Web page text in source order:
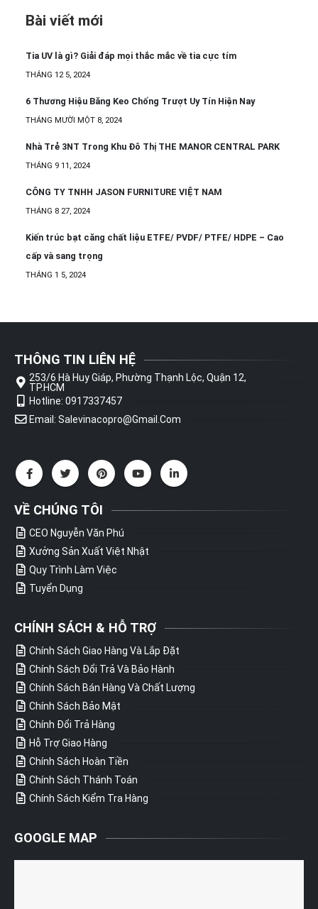
Bài viết mới
Tia UV là gì? Giải đáp mọi thắc mắc về tia cực tím
THÁNG 12 5, 2024
6 Thương Hiệu Băng Keo Chống Trượt Uy Tín Hiện Nay
THÁNG MƯỜI MỘT 8, 2024
Nhà Trẻ 3NT Trong Khu Đô Thị THE MANOR CENTRAL PARK
THÁNG 9 11, 2024
CÔNG TY TNHH JASON FURNITURE VIỆT NAM
THÁNG 8 27, 2024
Kiến trúc bạt căng chất liệu ETFE/ PVDF/ PTFE/ HDPE – Cao
cấp và sang trọng
THÁNG 1 5, 2024
THÔNG TIN LIÊN HỆ
253/6 Hà Huy Giáp, Phường Thạnh Lộc, Quận 12,
TP.HCM
Hotline: 0917337457
Email: Salevinacopro@gmail.com
VỀ CHÚNG TÔI
CEO Nguyễn Văn Phú
Xưởng Sản Xuất Việt Nhật
Quy Trình Làm Việc
Tuyển Dụng
CHÍNH SÁCH & HỖ TRỢ
Chính Sách Giao Hàng Và Lắp Đặt
Chính Sách Đổi Trả Và Bảo Hành
Chính Sách Bán Hàng Và Chất Lượng
Chính Sách Bảo Mật
Chính Đổi Trả Hàng
Hỗ Trợ Giao Hàng
Chính Sách Hoàn Tiền
Chính Sách Thánh Toán
Chính Sách Kiểm Tra Hàng
GOOGLE MAP